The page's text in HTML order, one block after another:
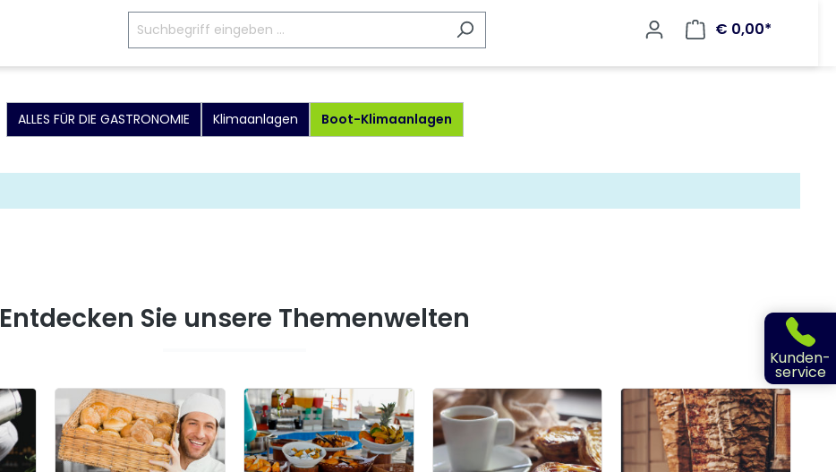
Kunden-
service
€ 0,00*
ALLES FÜR DIE GASTRONOMIE Klimaanlagen Boot-Klimaanlagen
Entdecken Sie unsere Themenwelten